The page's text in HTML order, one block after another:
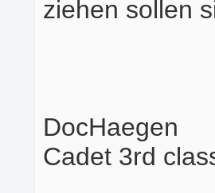
ziehen sollen
DocHaegen
Cadet 3rd